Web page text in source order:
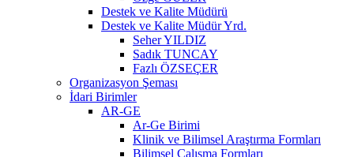
Destek ve Kalite Müdürü
Destek ve Kalite Müdür Yrd.
Seher YILDIZ
Sadık TUNCAY
Fazlı ÖZSEÇER
Organizasyon Şeması
İdari Birimler
AR-GE
Ar-Ge Birimi
Klinik ve Bilimsel Araştırma Formları
Bilimsel Çalışma Formları